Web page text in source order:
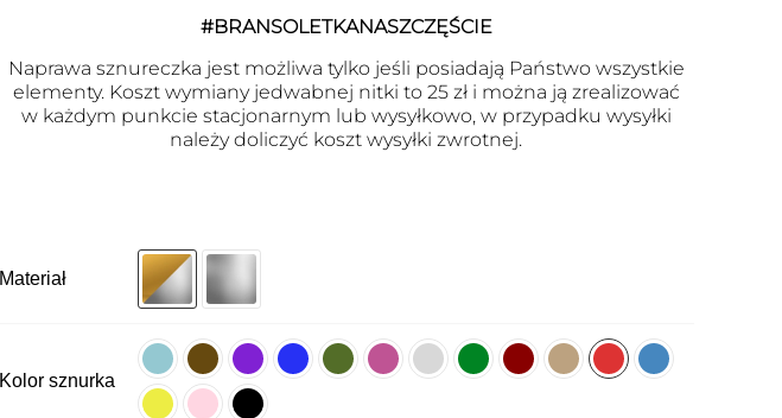
#BRANSOLETKANASZCZĘŚCIE
Naprawa sznureczka jest możliwa tylko jeśli posiadają Państwo wszystkie
elementy. Koszt wymiany jedwabnej nitki to 25 zł i można ją zrealizować
w każdym punkcie stacjonarnym lub wysyłkowo, w przypadku wysyłki
należy doliczyć koszt wysyłki zwrotnej.
Materiał
Kolor sznurka